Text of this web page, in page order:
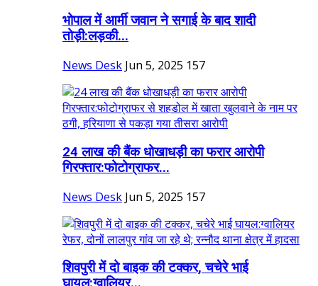
भोपाल में आर्मी जवान ने सगाई के बाद शादी
तोड़ी:लड़की...
News Desk Jun 5, 2025 157
24 लाख की बैंक धोखाधड़ी का फरार आरोपी
गिरफ्तार:फोटोग्राफर...
News Desk Jun 5, 2025 157
शिवपुरी में दो बाइक की टक्कर, चचेरे भाई